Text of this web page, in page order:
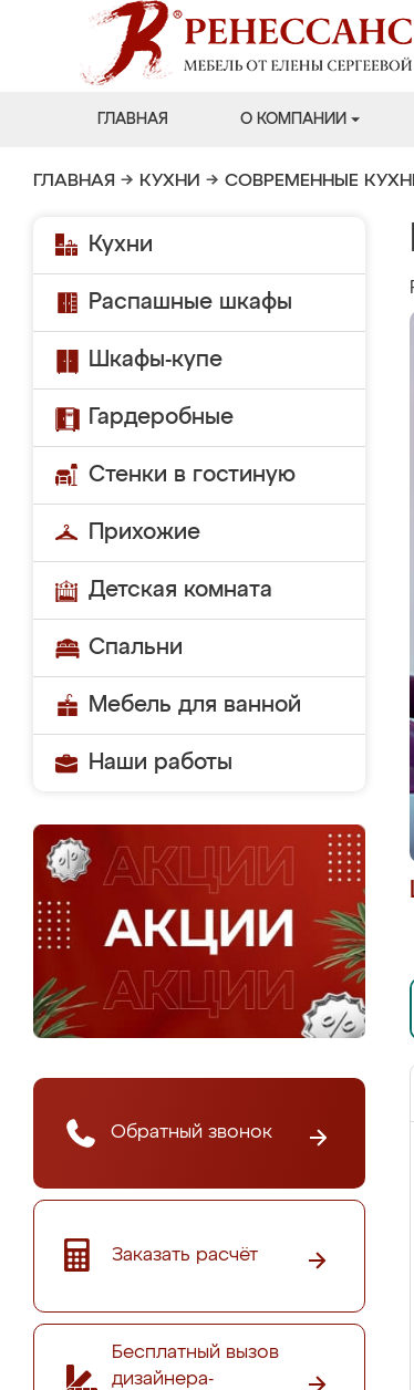
ГЛАВНАЯ О КОМПАНИИ
ГЛАВНАЯ → КУХНИ → СОВРЕМЕННЫЕ
Кухни
Распашные шкафы
Шкафы-купе
Гардеробные
Стенки в гостиную
Прихожие
Детская комната
Спальни
Мебель для ванной
Наши работы
Обратный звонок
Заказать расчёт
Бесплатный вызов
дизайнера-